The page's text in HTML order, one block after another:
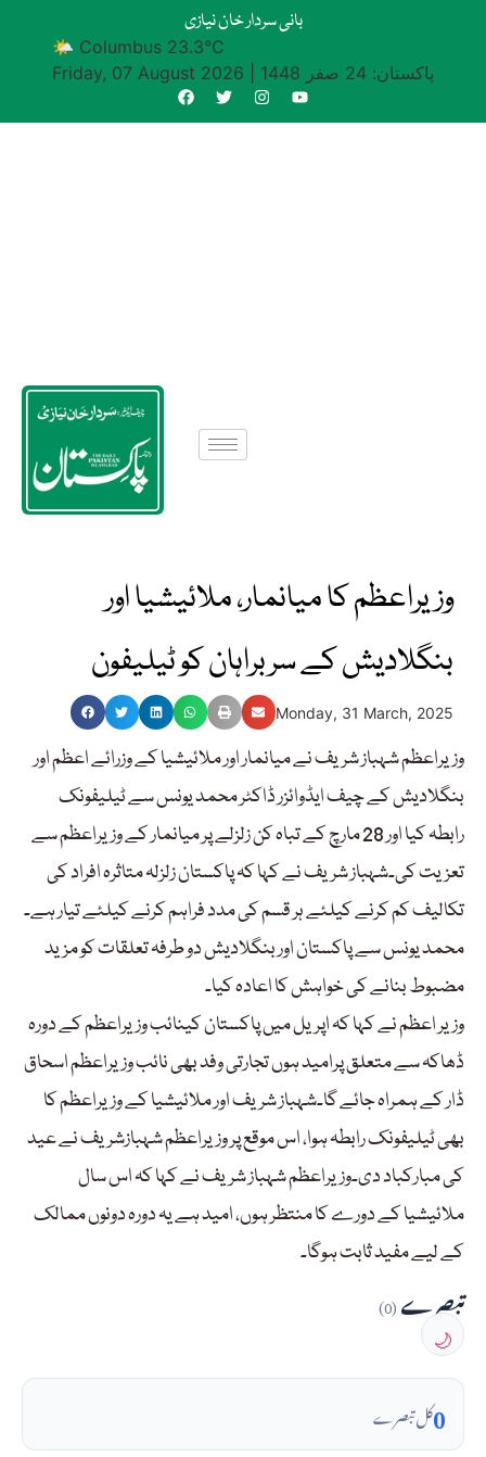
بانی سردار خان نیازی
🌤 Columbus 23.3°C
Friday, 07 August 2026
پاکستان: 24 صفر 1448
وزیراعظم کا میانمار، ملائیشیا اور
بنگلادیش کے سربراہان کو ٹیلیفون
Monday, 31 March, 2025
وزیراعظم شہباز شریف نے میانمار اور ملائیشیا کے وزرائے اعظم اور
بنگلادیش کے چیف ایڈوائزر ڈاکٹر محمد یونس سے ٹیلیفونک
رابطہ کیا اور 28 مارچ کے تباہ کن زلزلے پر میانمار کے وزیراعظم سے
تعزیت کی۔شہباز شریف نے کہا کہ پاکستان زلزلہ متاثرہ افراد کی
تکالیف کم کرنے کیلئے ہر قسم کی مدد فراہم کرنے کیلئے تیار ہے۔
محمد یونس سے پاکستان اور بنگلادیش دو طرفہ تعلقات کو مزید
مضبوط بنانے کی خواہش کا اعادہ کیا۔
وزیر اعظم نے کہا کہ اپریل میں پاکستان کینائب وزیراعظم کے دورہ
ڈھاکہ سے متعلق پرامید ہوں تجارتی وفد بھی نائب وزیراعظم اسحاق
ڈار کے ہمراہ جائے گا۔شہباز شریف اور ملائیشیا کے وزیراعظم کا
بھی ٹیلیفونک رابطہ ہوا، اس موقع پر وزیراعظم شہبازشریف نے عید
کی مبارکباد دی۔وزیراعظم شہباز شریف نے کہا کہ اس سال
ملائیشیا کے دورے کا منتظر ہوں، امید ہے یہ دورہ دونوں ممالک
کے لیے مفید ثابت ہوگا۔
تبصرے(0)
🌙
0کل تبصرے